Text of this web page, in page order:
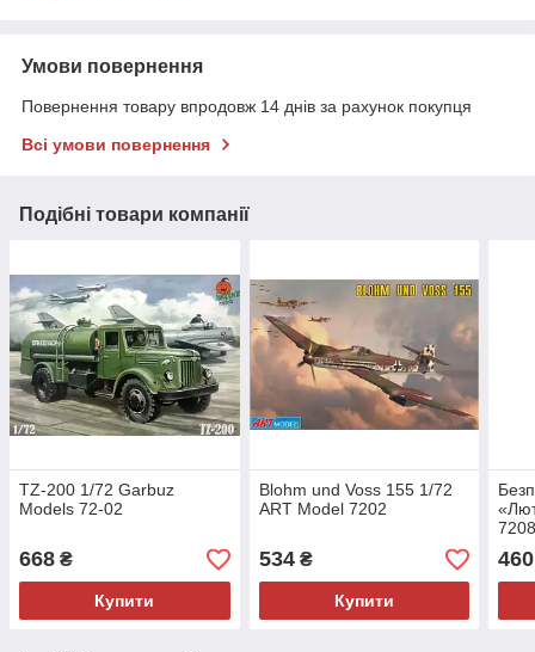
Умови повернення
Повернення товару впродовж 14 днів за рахунок покупця
Всі умови повернення
Подібні товари компанії
TZ-200 1/72 Garbuz
Models 72-02
668 ₴
Купити
Blohm und Voss 155 1/72
ART Model 7202
534₴
Купити
460